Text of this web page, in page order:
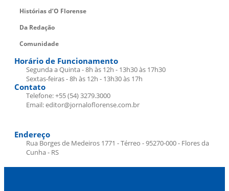
Histórias d’O Florense
Da Redação
Comunidade
Horário de Funcionamento
Segunda a Quinta - 8h às 12h - 13h30 às 17h30
Sextas-feiras - 8h às 12h - 13h30 às 17h
Contato
Telefone: +55 (54) 3279.3000
Email: editor@jornaloflorense.com.br
Endereço
Rua Borges de Medeiros 1771 - Térreo - 95270-000 - Flores da
Cunha - RS